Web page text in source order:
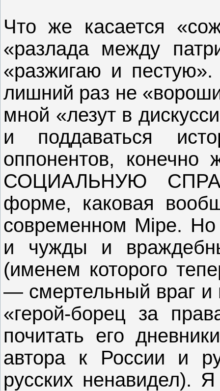
Что же касается
«разлада между
«разжигаю и
лишний раз не
мной «лезут в
и поддаваться
оппонентов,
СОЦИАЛЬНУЮ
форме, каковая
современном Мiре. Но
и чужды и
(именем которого
— смертельный враг и
«герой-борец за
почитать его
автора к России и
русских ненавидел).